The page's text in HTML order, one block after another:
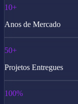
10+
Anos de Mercado
50+
Projetos Entregues
100%